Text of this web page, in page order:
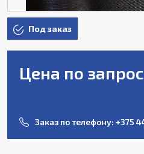
Под заказ
Цена по
Заказ по телефону: +375